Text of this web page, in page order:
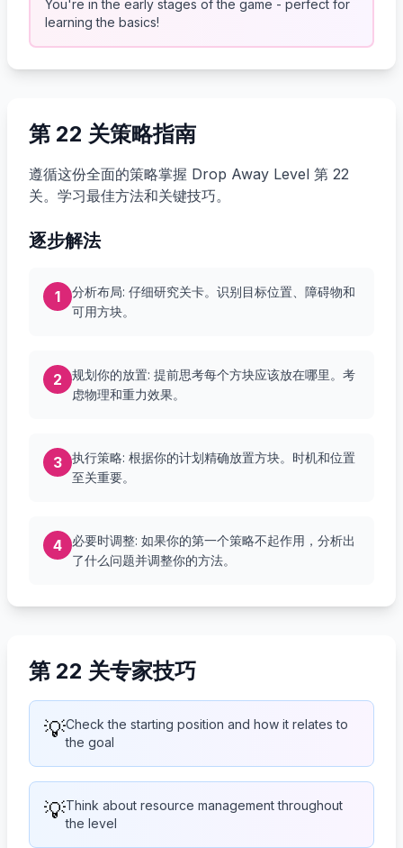
You're in the early stages of the game - perfect for
learning the basics!
第 22 关策略指南
遵循这份全面的策略掌握 Drop Away Level 第 22
关。学习最佳方法和关键技巧。
逐步解法
1
分析布局: 仔细研究关卡。识别目标位置、障碍物和
可用方块。
2
规划你的放置: 提前思考每个方块应该放在哪里。考
虑物理和重力效果。
3
执行策略: 根据你的计划精确放置方块。时机和位置
至关重要。
4
必要时调整: 如果你的第一个策略不起作用，分析出
了什么问题并调整你的方法。
第 22 关专家技巧
💡Check the starting position and how it relates to
the goal
💡Think about resource management throughout
the level